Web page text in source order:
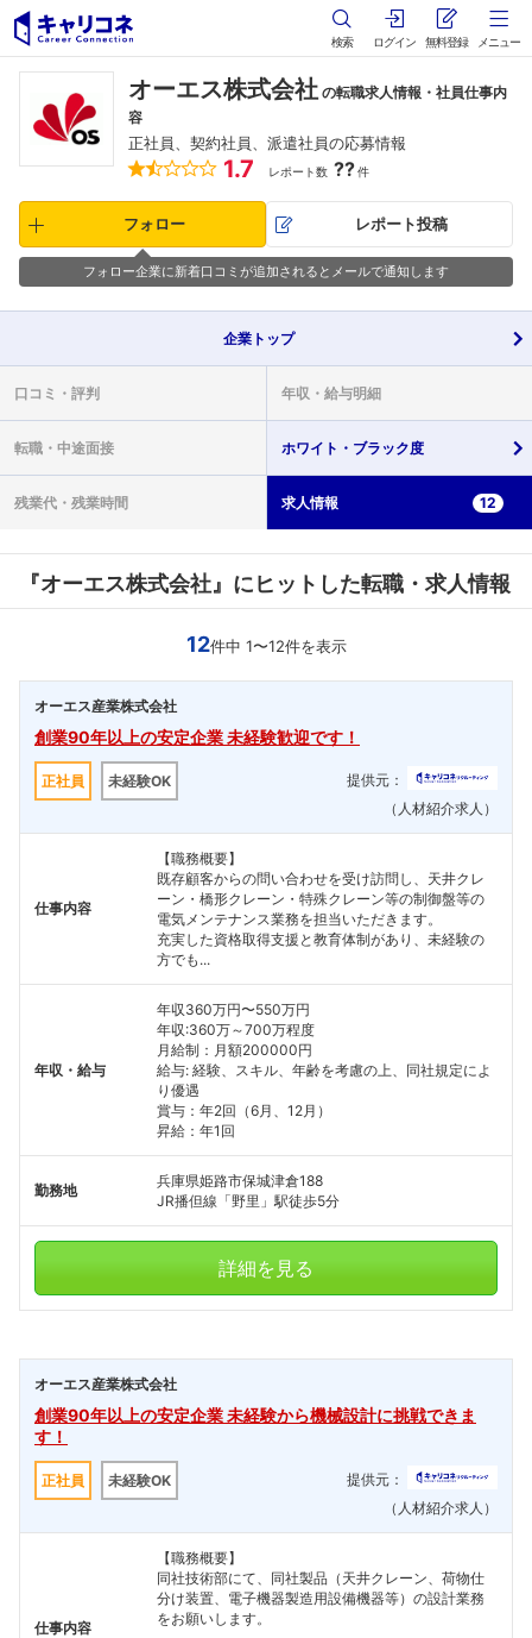
検索 ログイン 無料登録 メニュー
オーエス株式会社 の転職求人情報・社員仕事内
容
正社員、契約社員、派遣社員の応募情報
1.7 レポート数 ??件
フォロー レポート投稿
フォロー企業に新着口コミが追加されるとメールで通知します
企業 トップ
口コミ・ 評判 年収・ 給与明細
転職・ 中途面接 ホワイト・ ブラック度
残業代・ 残業時間 求人情報 12
『オーエス株式会社』にヒットした転職・求人情報
12件中 1〜12件を表示
オーエス産業株式会社
創業90年以上の安定企業 未経験歓迎です！
正社員 未経験OK
提供元：
（人材紹介求人）
仕事内容
【職務概要】
既存顧客からの問い合わせを受け訪問し、天井クレ
ーン・橋形クレーン・特殊クレーン等の制御盤等の
電気メンテナンス業務を担当いただきます。
充実した資格取得支援と教育体制があり、未経験の
方でも...
年収・給与
年収360万円〜550万円
年収:360万～700万程度
月給制：月額200000円
給与: 経験、スキル、年齢を考慮の上、同社規定によ
り優遇
賞与：年2回（6月、12月）
昇給：年1回
勤務地
兵庫県姫路市保城津倉188
JR播但線「野里」駅徒歩5分
詳細を見る
オーエス産業株式会社
創業90年以上の安定企業 未経験から機械設計に挑戦できま
す！
正社員 未経験OK
提供元：
（人材紹介求人）
仕事内容
【職務概要】
同社技術部にて、同社製品（天井クレーン、荷物仕
分け装置、電子機器製造用設備機器等）の設計業務
をお願いします。